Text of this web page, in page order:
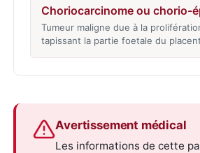
Choriocarcinome ou chorio-
Tumeur maligne due à la
tapissant la partie foetale du
Avertissement médical
Les informations de cette